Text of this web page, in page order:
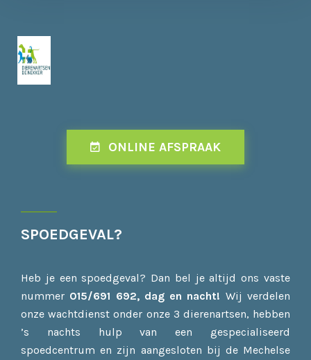
ONLINE AFSPRAAK
SPOEDGEVAL?
Heb je een spoedgeval? Dan bel je altijd ons vaste
nummer 015/691 692, dag en nacht! Wij verdelen
onze wachtdienst onder onze 3 dierenartsen, hebben
’s nachts hulp van een gespecialiseerd
spoedcentrum en zijn aangesloten bij de Mechelse